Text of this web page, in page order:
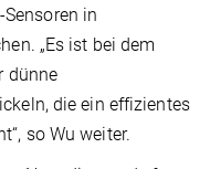
in
„Es ist bei dem
dünne
die ein effizientes
so Wu weiter.